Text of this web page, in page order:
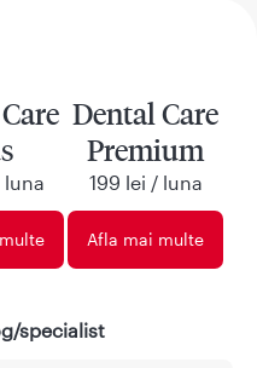
Dental Care
Premium
luna 199 lei / luna
Afla mai multe
specialist